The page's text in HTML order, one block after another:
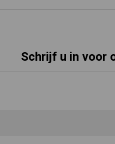
Schrijf u in voor